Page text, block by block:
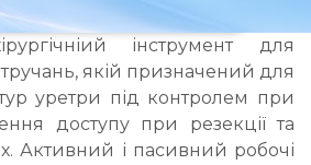
інструмент для
якій призначений для
уретри під контролем при
доступу при резекції та
Активний і пасивний робочі